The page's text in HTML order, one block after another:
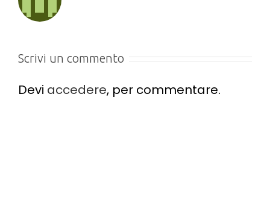
Scrivi un commento
Devi accedere, per commentare.